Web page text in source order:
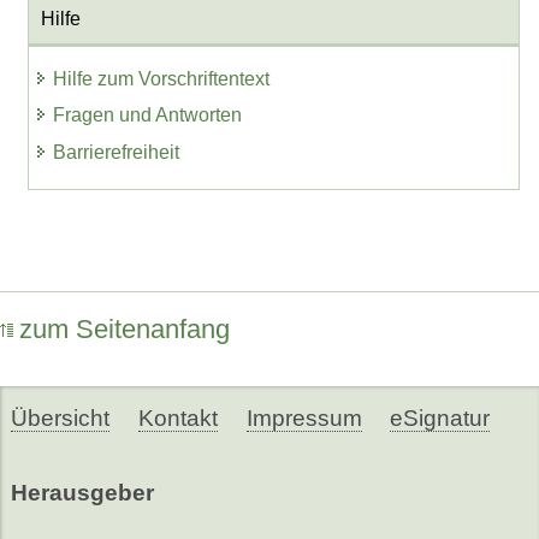
Hilfe
Hilfe zum Vorschriftentext
Fragen und Antworten
Barrierefreiheit
zum Seitenanfang
Übersicht Kontakt Impressum eSignatur
Herausgeber